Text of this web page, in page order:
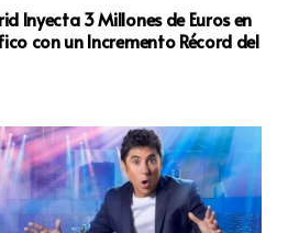
Inyecta 3 Millones de Euros en
con un Incremento Récord del